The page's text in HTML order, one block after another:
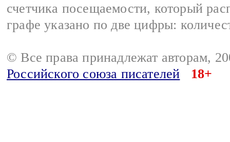
счетчика посещаемости, который
графе указано по две цифры:
© Все права принадлежат авторам,
Российского союза писателей
18+